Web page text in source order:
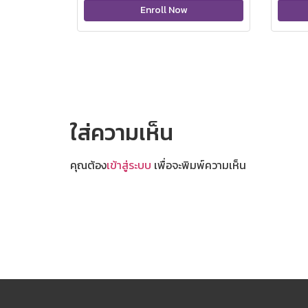
Enroll Now
ใส่ความเห็น
คุณต้องเข้าสู่ระบบ เพื่อจะพิมพ์ความเห็น